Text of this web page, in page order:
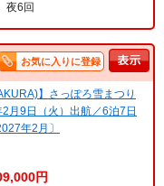
夜6回
お気に入りに登録
】さっぽろ雪まつり
月9日（火）出航／6泊7日
年2月〕
円